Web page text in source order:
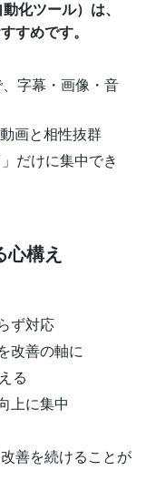
化ツール）は、
すめです。
字幕・画像・音
画と相性抜群
だけに集中でき
構え
ず対応
改善の軸に
る
上に集中
善を続けることが